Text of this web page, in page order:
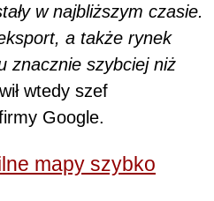
w najbliższym czasie.
a także rynek
znacznie szybciej niż
wtedy szef
Google.
mapy szybko